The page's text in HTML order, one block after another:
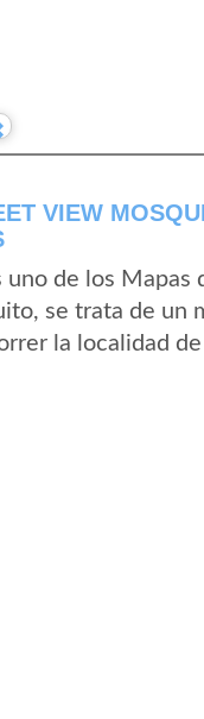
VIEW
de los Mapas
se trata de un
la localidad